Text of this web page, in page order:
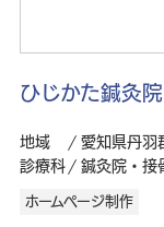
ひじかた鍼灸
地域
愛知県丹羽
診療科
鍼灸院・接
ホームページ制作